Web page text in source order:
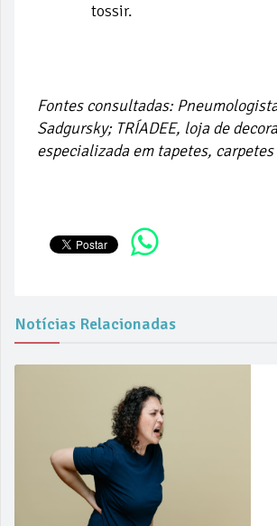
tossir.
Fontes consultadas:
Sadgursky; TRÍADEE, loja de
especializada em tapetes,
Notícias Relacionadas